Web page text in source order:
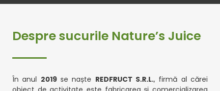
Despre sucurile Nature’s Juice
În anul 2019se naște REDFRUCT S.R.L., firmă al cărei